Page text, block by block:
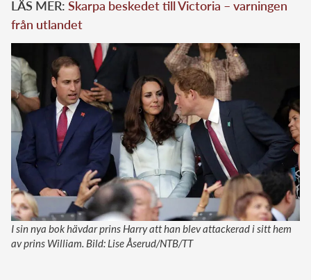
LÄS MER: Skarpa beskedet till Victoria – varningen
från utlandet
I sin nya bok hävdar prins Harry att han blev attackerad i sitt hem
av prins William. Bild: Lise Åserud/NTB/TT